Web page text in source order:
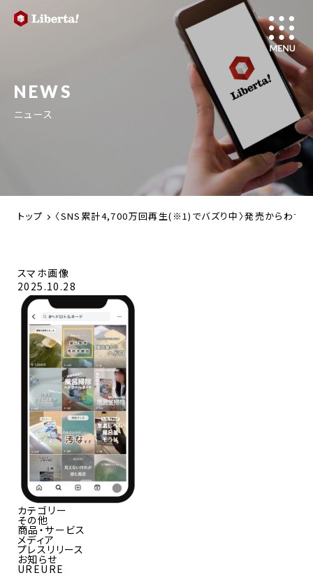
NEWS
ニュース
トップ 〈SNS累計4,700万回再生(※1)でバズり中〉発売からわず
スマホ画像
2025.10.28
カテゴリー
その他
商品・サービス
メディア
プレスリリース
お知らせ
UREURE